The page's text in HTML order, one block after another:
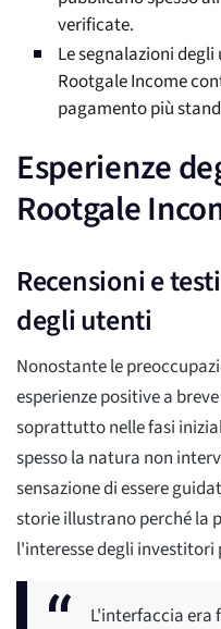
verificate.
Le segnalazioni
Rootgale Income
pagamento più
Esperienze
Rootgale
Recensioni e
degli utenti
Nonostante le
esperienze positive a
soprattutto nelle fasi
spesso la natura non
sensazione di essere
storie illustrano perché
l'interesse degli investitori
L'interfaccia era